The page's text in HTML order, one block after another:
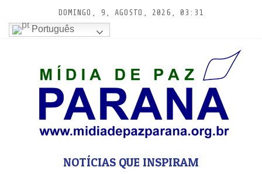
conteúdo
DOMINGO, 9, AGOSTO, 2026, 03:31
Português
NOTÍCIAS QUE INSPIRAM